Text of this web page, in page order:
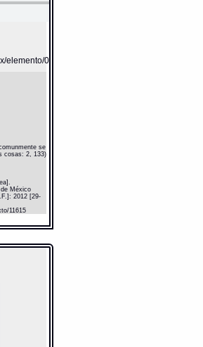
elemento/01.01.01
se
cosas: 2, 133)
México
2012 [29-
11615